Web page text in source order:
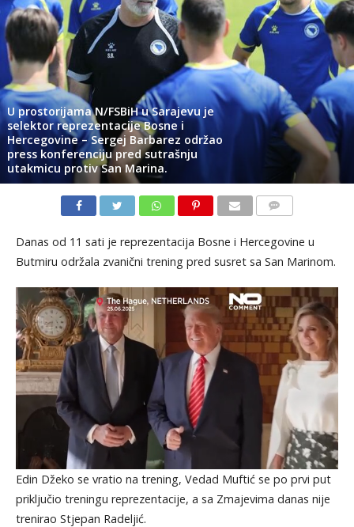
U prostorijama N/FSBiH u Sarajevu je
selektor reprezentacije Bosne i
Hercegovine – Sergej Barbarez održao
press konferenciju pred sutrašnju
utakmicu protiv San Marina.
Danas od 11 sati je reprezentacija Bosne i Hercegovine u
Butmiru održala zvanični trening pred susret sa San Marinom.
Edin Džeko se vratio na trening, Vedad Muftić se po prvi put
priključio treningu reprezentacije, a sa Zmajevima danas nije
trenirao Stjepan Radeljić.